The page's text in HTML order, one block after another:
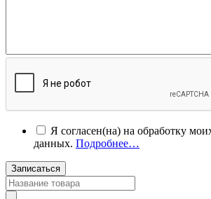
Я согласен(на) на обработку
данных. Подробнее…
Записаться